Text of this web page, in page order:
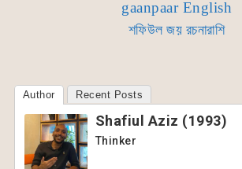
gaanpaar English
শফিউল জয় রচনারাশি
Author Recent Posts
Shafiul Aziz (1993)
Thinker